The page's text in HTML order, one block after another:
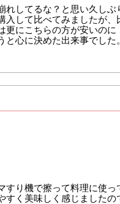
してるな？と思い久しぶ
入して比べてみましたが
にこちらの方が安いのに
心に決めた出来事でした。
り機で擦って料理に使っ
すく美味しく感じましたの